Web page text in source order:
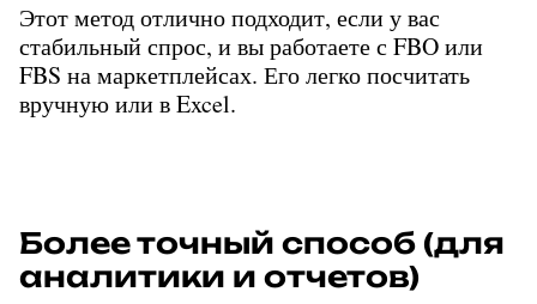
Этот метод отлично подходит, если у вас
стабильный спрос, и вы работаете с FBO или
FBS на маркетплейсах. Его легко посчитать
вручную или в Excel.
Более точный способ (для
аналитики и отчетов)